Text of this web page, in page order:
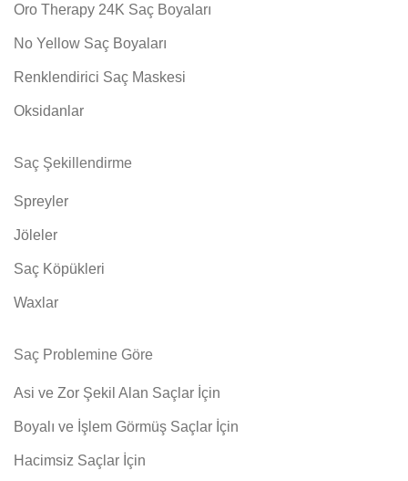
Oro Therapy 24K Saç Boyaları
No Yellow Saç Boyaları
Renklendirici Saç Maskesi
Oksidanlar
Saç Şekillendirme
Spreyler
Jöleler
Saç Köpükleri
Waxlar
Saç Problemine Göre
Asi ve Zor Şekil Alan Saçlar İçin
Boyalı ve İşlem Görmüş Saçlar İçin
Hacimsiz Saçlar İçin